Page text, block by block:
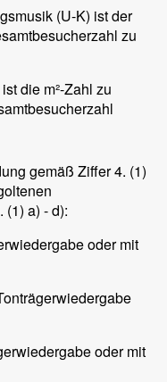
(U-K) ist der
zu
die m²-Zahl zu
gemäß Ziffer 4. (1)
a) - d):
oder mit
oder mit